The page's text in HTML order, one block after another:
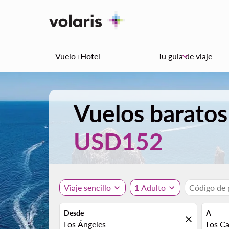
Vuelo+Hotel Tu guia de viaje
keyboard_arrow_down
Vuelos
USD152
Viaje sencillo expand_more 1 Adulto expand_more Código de
Desde
close
A